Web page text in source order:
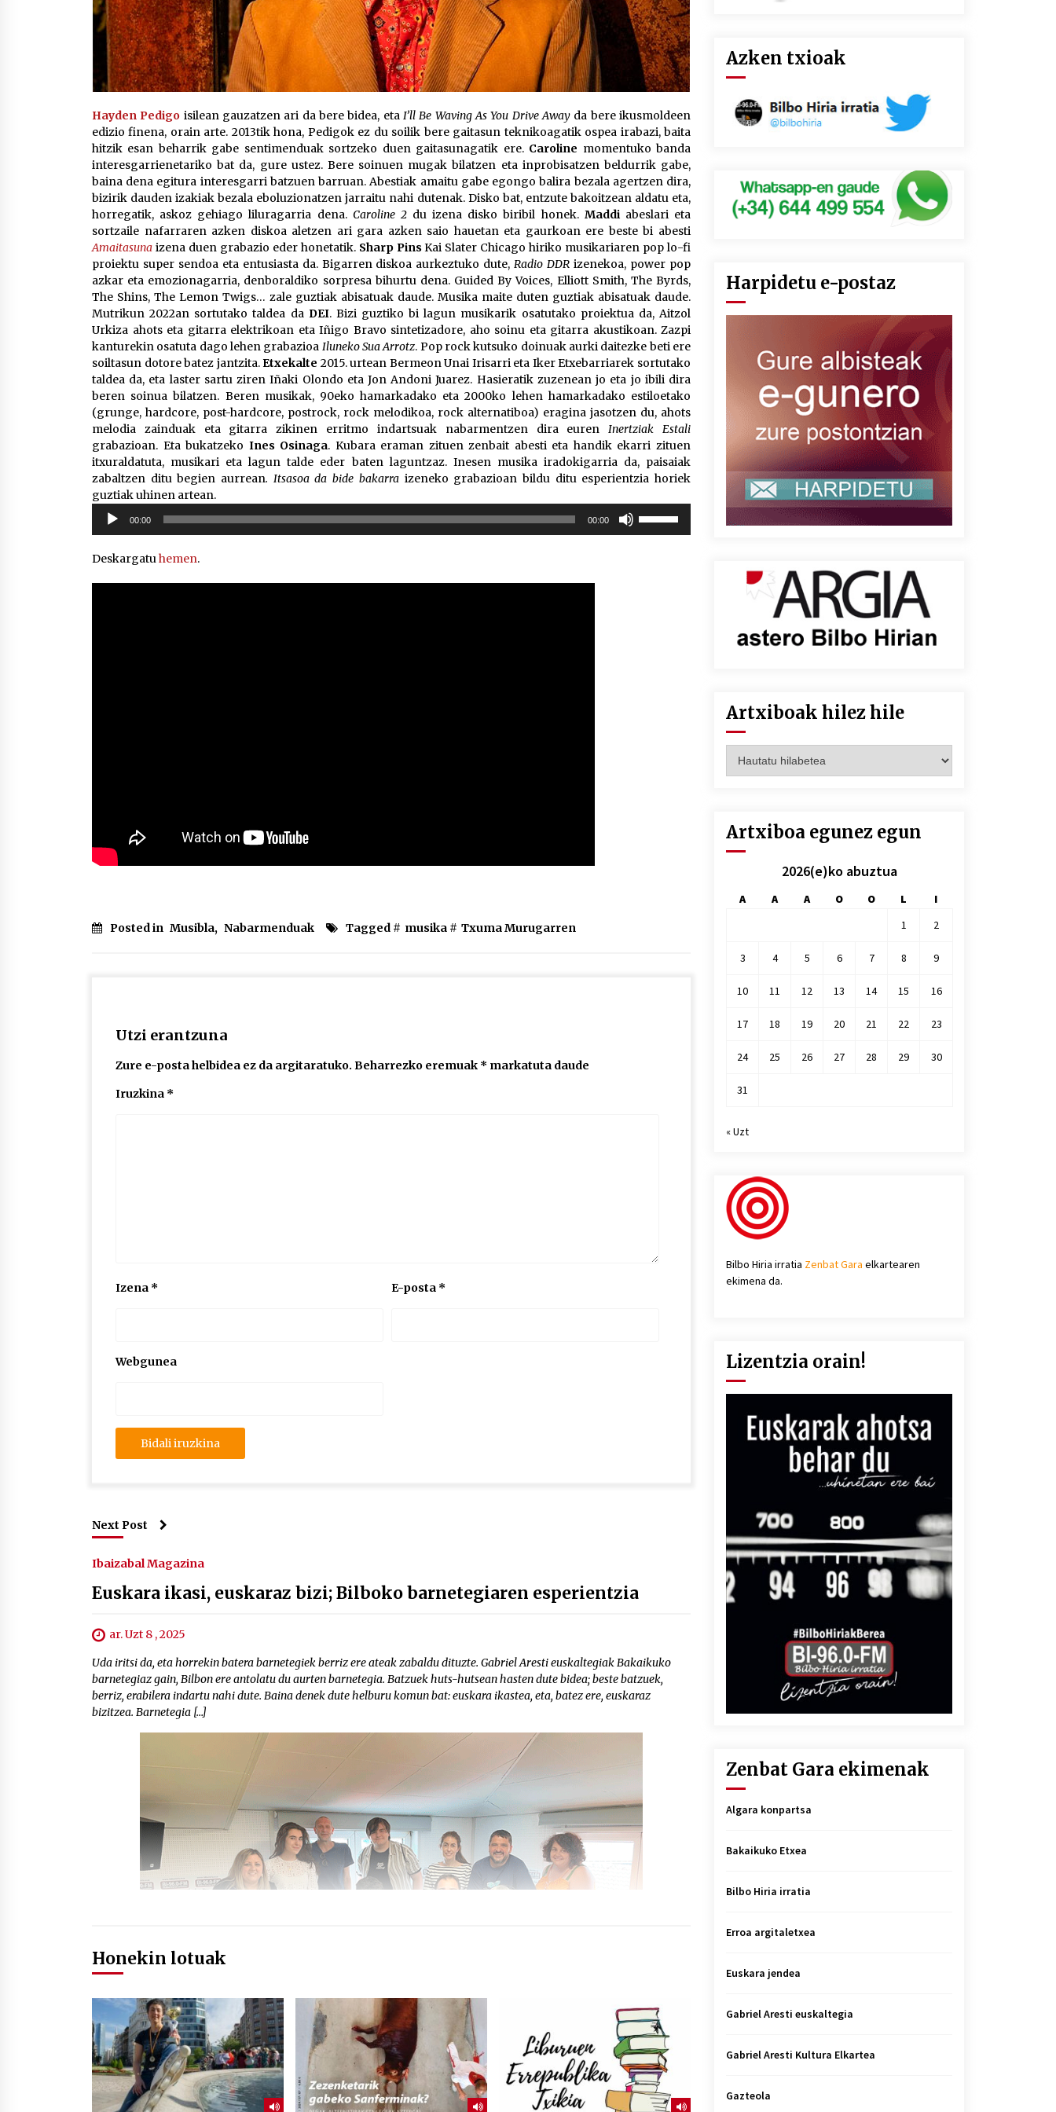
Hayden Pedigo isilean gauzatzen ari da bere bidea, etaI’ll Be Waving As You Drive Away da bere ikusmoldeen
edizio finena, orain arte. 2013tik hona, Pedigok ez du soilik bere gaitasun teknikoagatik ospea irabazi, baita
hitzik esan beharrik gabe sentimenduak sortzeko duen gaitasunagatik ere. Caroline momentuko banda
interesgarrienetariko bat da, gure ustez. Bere soinuen mugak bilatzen eta inprobisatzen beldurrik gabe,
baina dena egitura interesgarri batzuen barruan. Abestiak amaitu gabe egongo balira bezala agertzen dira,
bizirik dauden izakiak bezala eboluzionatzen jarraitu nahi dutenak. Disko bat, entzute bakoitzean aldatu eta,
horregatik, askoz gehiago liluragarria dena. Caroline 2du izena disko biribil honek. Maddiabeslari eta
sortzaile nafarraren azken diskoa aletzen ari gara azken saio hauetan eta gaurkoan ere beste bi abesti
Amaitasuna izena duen grabazio eder honetatik. Sharp Pins Kai Slater Chicago hiriko musikariaren pop lo-fi
proiektu super sendoa eta entusiasta da. Bigarren diskoa aurkeztuko dute,Radio DDR izenekoa, power pop
azkar eta emozionagarria, denboraldiko sorpresa bihurtu dena. Guided By Voices, Elliott Smith, The Byrds,
The Shins, The Lemon Twigs… zale guztiak abisatuak daude. Musika maite duten guztiak abisatuak daude.
Mutrikun 2022an sortutako taldea da DEI. Bizi guztiko bi lagun musikarik osatutako proiektua da, Aitzol
Urkiza ahots eta gitarra elektrikoan eta Iñigo Bravo sintetizadore, aho soinu eta gitarra akustikoan. Zazpi
kanturekin osatuta dago lehen grabazioa Iluneko Sua Arrotz. Pop rock kutsuko doinuak aurki daitezke beti ere
soiltasun dotore batez jantzita.Etxekalte 2015. urtean Bermeon Unai Irisarri eta Iker Etxebarriarek sortutako
taldea da, eta laster sartu ziren Iñaki Olondo eta Jon Andoni Juarez. Hasieratik zuzenean jo eta jo ibili dira
beren soinua bilatzen. Beren musikak, 90eko hamarkadako eta 2000ko lehen hamarkadako estiloetako
(grunge, hardcore, post-hardcore, postrock, rock melodikoa, rock alternatiboa) eragina jasotzen du, ahots
melodia zainduak eta gitarra zikinen erritmo indartsuak nabarmentzen dira eurenInertziak Estali
grabazioan. Eta bukatzeko Ines Osinaga. Kubara eraman zituen zenbait abesti eta handik ekarri zituen
itxuraldatuta, musikari eta lagun talde eder baten laguntzaz. Inesen musika iradokigarria da, paisaiak
zabaltzen ditu begien aurrean. Itsasoa da bide bakarraizeneko grabazioan bildu ditu esperientzia horiek
guztiak uhinen artean.
Soinu
erreproduzigailua
00:00 00:00
Deskargatuhemen.
Posted in Musibla, Nabarmenduak Tagged # musika # Txuma Murugarren
Utzi erantzuna
Zure e-posta helbidea ez da argitaratuko. Beharrezko eremuak * markatuta daude
Iruzkina *
Izena * E-posta *
Webgunea
Next Post
Ibaizabal Magazina
Euskara ikasi, euskaraz bizi; Bilboko barnetegiaren esperientzia
ar. Uzt 8 , 2025
Uda iritsi da, eta horrekin batera barnetegiek berriz ere ateak zabaldu dituzte. Gabriel Aresti euskaltegiak Bakaikuko
barnetegiaz gain, Bilbon ere antolatu du aurten barnetegia. Batzuek huts-hutsean hasten dute bidea; beste batzuek,
berriz, erabilera indartu nahi dute. Baina denek dute helburu komun bat: euskara ikastea, eta, batez ere, euskaraz
bizitzea. Barnetegia […]
Honekin lotuak
Azken txioak
Harpidetu e-postaz
Artxiboak hilez hile
hilez
Artxiboa egunez egun
2026(e)ko abuztua
A A A O O L
I
1
2
3 4 5 6 7 8 9
10 11 12 13 14 15 16
17 18 19 20 21 22 23
24 25 26 27 28 29 30
31
« Uzt
Bilbo Hiria irratia Zenbat Gara elkartearen
ekimena da.
Lizentzia orain!
Zenbat Gara ekimenak
Algara konpartsa
Bakaikuko Etxea
Bilbo Hiria irratia
Erroa argitaletxea
Euskara jendea
Gabriel Aresti euskaltegia
Gabriel Aresti Kultura Elkartea
Gazteola